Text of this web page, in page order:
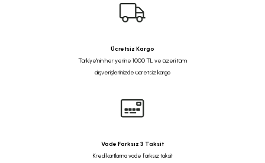
Ücretsiz Kargo
Türkiye'nin her yerine 1000 TL ve üzeri tüm
alışverişlerinizde ücretsiz kargo
Vade Farksız 3 Taksit
Kredi kartlarına vade farksız taksit